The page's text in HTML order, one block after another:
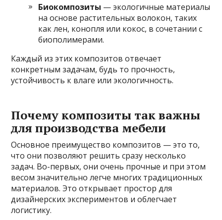
Биокомпозиты — экологичные материалы
на основе растительных волокон, таких
как лен, конопля или кокос, в сочетании с
биополимерами.
Каждый из этих композитов отвечает
конкретным задачам, будь то прочность,
устойчивость к влаге или экологичность.
Почему композиты так важны
для производства мебели
Основное преимущество композитов — это то,
что они позволяют решить сразу несколько
задач. Во-первых, они очень прочные и при этом
весом значительно легче многих традиционных
материалов. Это открывает простор для
дизайнерских экспериментов и облегчает
логистику.